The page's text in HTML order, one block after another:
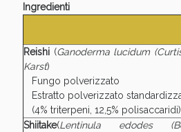
Ingredienti
Reishi(Ganoderma lucidum
Karst)
Fungo polverizzato
Estratto polverizzato
(4% triterpeni, 12,5% polisaccaridi)
Shiitake(Lentinula edodes